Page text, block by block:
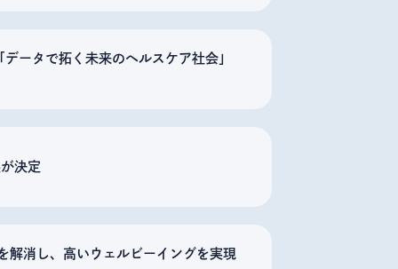
ータで拓く未来のヘルスケア社会」
決定
解消し、高いウェルビーイングを実現